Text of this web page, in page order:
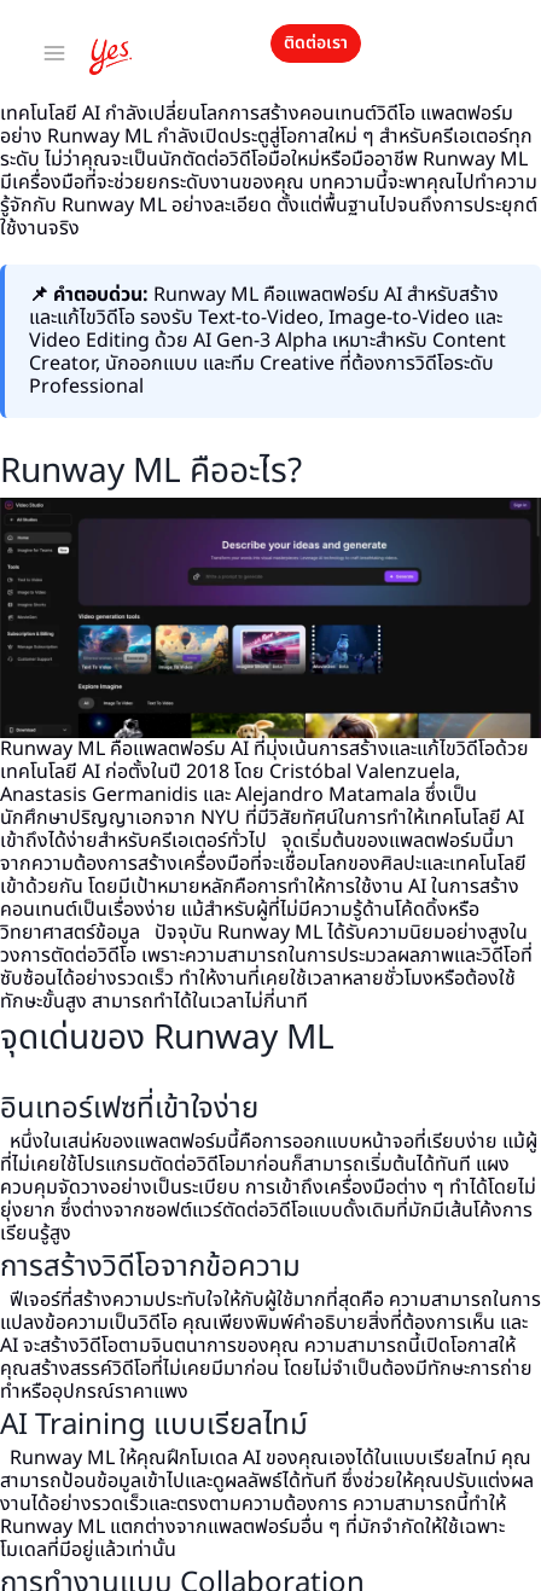
ติดต่อเรา
เทคโนโลยี AI กำลังเปลี่ยนโลกการสร้างคอนเทนต์วิดีโอ แพลตฟอร์ม
อย่าง Runway ML กำลังเปิดประตูสู่โอกาสใหม่ ๆ สำหรับครีเอเตอร์ทุก
ระดับ ไม่ว่าคุณจะเป็นนักตัดต่อวิดีโอมือใหม่หรือมืออาชีพ Runway ML
มีเครื่องมือที่จะช่วยยกระดับงานของคุณ บทความนี้จะพาคุณไปทำความ
รู้จักกับ Runway ML อย่างละเอียด ตั้งแต่พื้นฐานไปจนถึงการประยุกต์
ใช้งานจริง
📌 คำตอบด่วน: Runway ML คือแพลตฟอร์ม AI สำหรับสร้าง
และแก้ไขวิดีโอ รองรับ Text-to-Video, Image-to-Video และ
Video Editing ด้วย AI Gen-3 Alpha เหมาะสำหรับ Content
Creator, นักออกแบบ และทีม Creative ที่ต้องการวิดีโอระดับ
Professional
Runway ML คืออะไร?
Runway ML คือแพลตฟอร์ม AI ที่มุ่งเน้นการสร้างและแก้ไขวิดีโอด้วย
เทคโนโลยี AI ก่อตั้งในปี 2018 โดย Cristóbal Valenzuela,
Anastasis Germanidis และ Alejandro Matamala ซึ่งเป็น
นักศึกษาปริญญาเอกจาก NYU ที่มีวิสัยทัศน์ในการทำให้เทคโนโลยี AI
เข้าถึงได้ง่ายสำหรับครีเอเตอร์ทั่วไป จุดเริ่มต้นของแพลตฟอร์มนี้มา
จากความต้องการสร้างเครื่องมือที่จะเชื่อมโลกของศิลปะและเทคโนโลยี
เข้าด้วยกัน โดยมีเป้าหมายหลักคือการทำให้การใช้งาน AI ในการสร้าง
คอนเทนต์เป็นเรื่องง่าย แม้สำหรับผู้ที่ไม่มีความรู้ด้านโค้ดดิ้งหรือ
วิทยาศาสตร์ข้อมูล ปัจจุบัน Runway ML ได้รับความนิยมอย่างสูงใน
วงการตัดต่อวิดีโอ เพราะความสามารถในการประมวลผลภาพและวิดีโอที่
ซับซ้อนได้อย่างรวดเร็ว ทำให้งานที่เคยใช้เวลาหลายชั่วโมงหรือต้องใช้
ทักษะขั้นสูง สามารถทำได้ในเวลาไม่กี่นาที
จุดเด่นของ Runway ML
อินเทอร์เฟซที่เข้าใจง่าย
หนึ่งในเสน่ห์ของแพลตฟอร์มนี้คือการออกแบบหน้าจอที่เรียบง่าย แม้ผู้
ที่ไม่เคยใช้โปรแกรมตัดต่อวิดีโอมาก่อนก็สามารถเริ่มต้นได้ทันที แผง
ควบคุมจัดวางอย่างเป็นระเบียบ การเข้าถึงเครื่องมือต่าง ๆ ทำได้โดยไม่
ยุ่งยาก ซึ่งต่างจากซอฟต์แวร์ตัดต่อวิดีโอแบบดั้งเดิมที่มักมีเส้นโค้งการ
เรียนรู้สูง
การสร้างวิดีโอจากข้อความ
ฟีเจอร์ที่สร้างความประทับใจให้กับผู้ใช้มากที่สุดคือ ความสามารถในการ
แปลงข้อความเป็นวิดีโอ คุณเพียงพิมพ์คำอธิบายสิ่งที่ต้องการเห็น และ
AI จะสร้างวิดีโอตามจินตนาการของคุณ ความสามารถนี้เปิดโอกาสให้
คุณสร้างสรรค์วิดีโอที่ไม่เคยมีมาก่อน โดยไม่จำเป็นต้องมีทักษะการถ่าย
ทำหรืออุปกรณ์ราคาแพง
AI Training แบบเรียลไทม์
Runway ML ให้คุณฝึกโมเดล AI ของคุณเองได้ในแบบเรียลไทม์ คุณ
สามารถป้อนข้อมูลเข้าไปและดูผลลัพธ์ได้ทันที ซึ่งช่วยให้คุณปรับแต่งผล
งานได้อย่างรวดเร็วและตรงตามความต้องการ ความสามารถนี้ทำให้
Runway ML แตกต่างจากแพลตฟอร์มอื่น ๆ ที่มักจำกัดให้ใช้เฉพาะ
โมเดลที่มีอยู่แล้วเท่านั้น